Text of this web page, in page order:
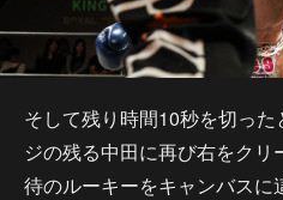
そして残り時間10秒を切っ
ジの残る中田に再び右をク
待のルーキーをキャンバスに